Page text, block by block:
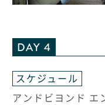
DAY 4
スケジュール
アンドビヨンド